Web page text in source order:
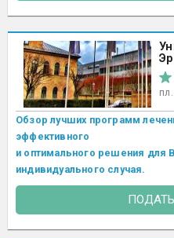
Обзор лучших программ
эффективного
и оптимального решения для
индивидуального случая.